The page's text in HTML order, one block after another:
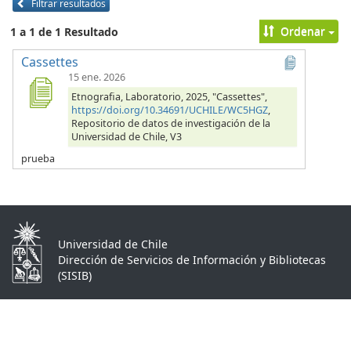
Filtrar resultados
1 a 1 de 1 Resultado Ordenar
Cassettes
15 ene. 2026
Etnografia, Laboratorio, 2025, "Cassettes",
https://doi.org/10.34691/UCHILE/WC5HGZ,
Repositorio de datos de investigación de la
Universidad de Chile, V3
prueba
Universidad de Chile
Dirección de Servicios de Información y Bibliotecas
(SISIB)